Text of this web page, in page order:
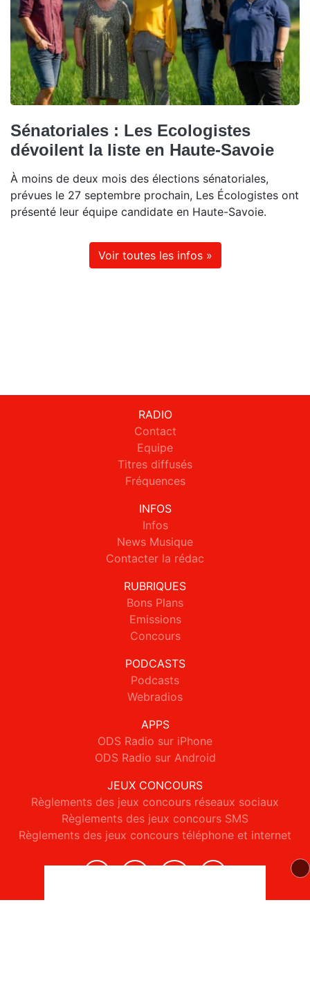
Sénatoriales : Les Ecologistes
dévoilent la liste en Haute-Savoie
À moins de deux mois des élections sénatoriales,
prévues le 27 septembre prochain, Les Écologistes ont
présenté leur équipe candidate en Haute-Savoie.
Voir toutes les infos »
RADIO
Contact
Equipe
Titres diffusés
Fréquences
INFOS
Infos
News Musique
Contacter la rédac
RUBRIQUES
Bons Plans
Emissions
Concours
PODCASTS
Podcasts
Webradios
APPS
ODS Radio sur iPhone
ODS Radio sur Android
JEUX CONCOURS
Règlements des jeux concours réseaux sociaux
Règlements des jeux concours SMS
Règlements des jeux concours téléphone et internet